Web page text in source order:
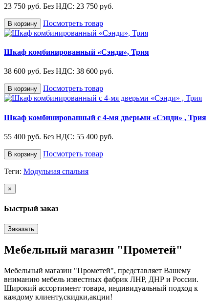
23 750 руб. Без НДС: 23 750 руб.
В корзину Посмотреть товар
Шкаф комбинированный «Сэнди», Трия
38 600 руб. Без НДС: 38 600 руб.
В корзину Посмотреть товар
Шкаф комбинированный с 4-мя дверьми «Сэнди» , Трия
55 400 руб. Без НДС: 55 400 руб.
В корзину Посмотреть товар
Теги: Модульная спальня
×
Быстрый заказ
Заказать
Мебельный магазин "Прометей"
Мебельный магазин "Прометей", представляет Вашему
вниманию мебель известных фабрик ЛНР, ДНР и России.
Широкий ассортимент товара, индивидуальный подход к
каждому клиенту,скидки,акции!